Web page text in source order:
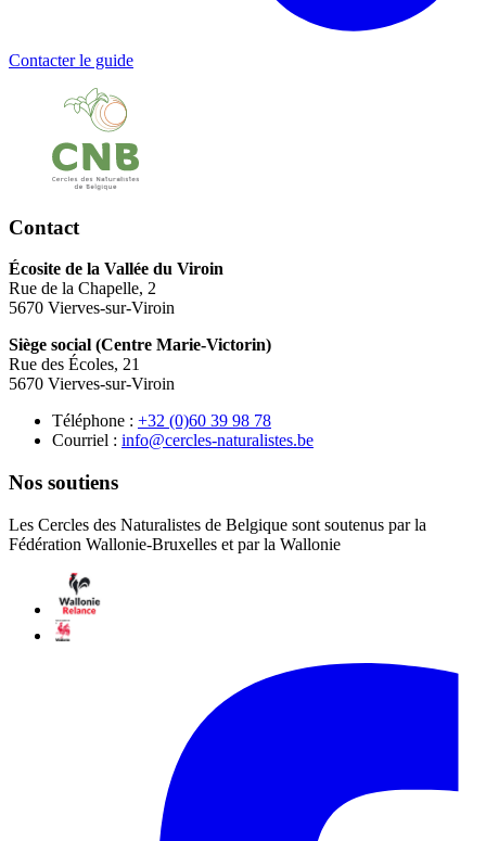
Contacter le guide
Contact
Écosite de la Vallée du Viroin
Rue de la Chapelle, 2
5670 Vierves-sur-Viroin
Siège social (Centre Marie-Victorin)
Rue des Écoles, 21
5670 Vierves-sur-Viroin
Téléphone : 87 89 93 06(0) 23+
Courriel : eb.setsilarutan-selcrec@ofni
Nos soutiens
Les Cercles des Naturalistes de Belgique sont soutenus par la
Fédération Wallonie-Bruxelles et par la Wallonie